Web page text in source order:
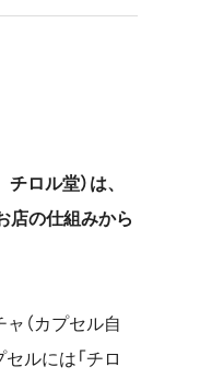
ロル堂）は、
店の仕組みから
（カプセル自
ルには「チロ